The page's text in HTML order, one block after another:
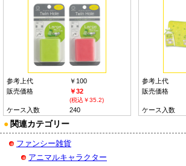
参考上代
￥100
販売価格
￥32
(税込￥35.2)
ケース入数 240
参考上代
販売価格
ケース入数
● 関連カテゴリー
ファンシー雑貨
アニマルキャラクター